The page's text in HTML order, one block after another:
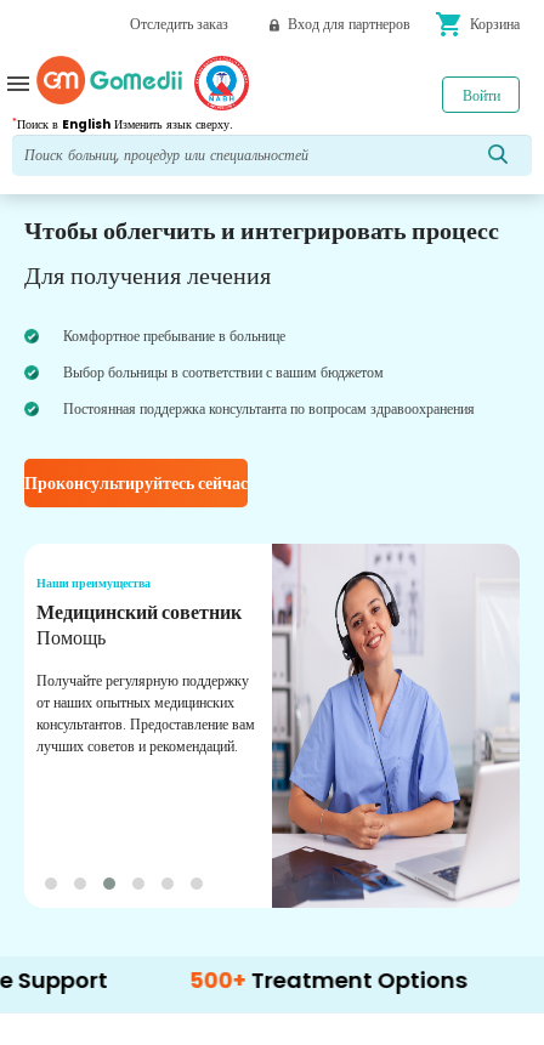
Отследить заказ Вход для партнеров shopping_cart Корзина
*Поиск в English Изменить язык сверху.
Войти
menu
Чтобы облегчить и интегрировать процесс
Для получения лечения
Комфортное пребывание в больнице
Выбор больницы в соответствии с вашим бюджетом
Постоянная поддержка консультанта по вопросам здравоохранения
Проконсультируйтесь сейчас
Наши преимущества
Медицинский советник
Помощь
Получайте регулярную поддержку
от наших опытных медицинских
консультантов. Предоставление вам
лучших советов и рекомендаций.
500+ Treatment Options